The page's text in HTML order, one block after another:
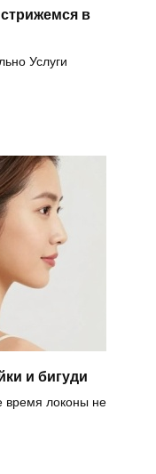
в
Услуги
и бигуди
время локоны не